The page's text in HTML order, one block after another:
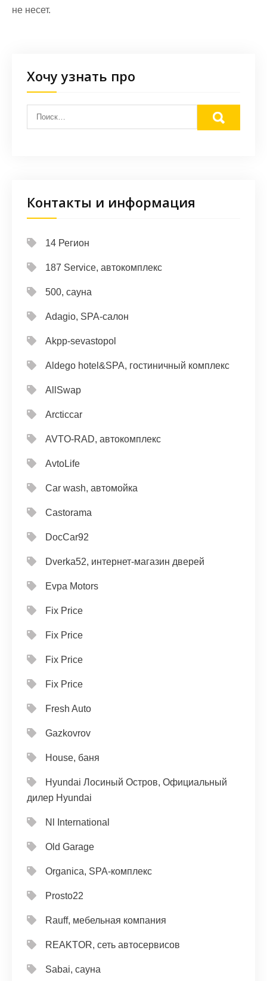
не несет.
Хочу узнать про
Контакты и информация
14 Регион
187 Service, автокомплекс
500, сауна
Adagio, SPA-салон
Akpp-sevastopol
Aldego hotel&SPA, гостиничный комплекс
AllSwap
Arcticcar
AVTO-RAD, автокомплекс
AvtoLife
Car wash, автомойка
Castorama
DocCar92
Dverka52, интернет-магазин дверей
Evpa Motors
Fix Price
Fix Price
Fix Price
Fix Price
Fresh Auto
Gazkovrov
House, баня
Hyundai Лосиный Остров, Официальный
дилер Hyundai
Nl International
Old Garage
Organica, SPA-комплекс
Prosto22
Rauff, мебельная компания
REAKTOR, сеть автосервисов
Sabai, сауна